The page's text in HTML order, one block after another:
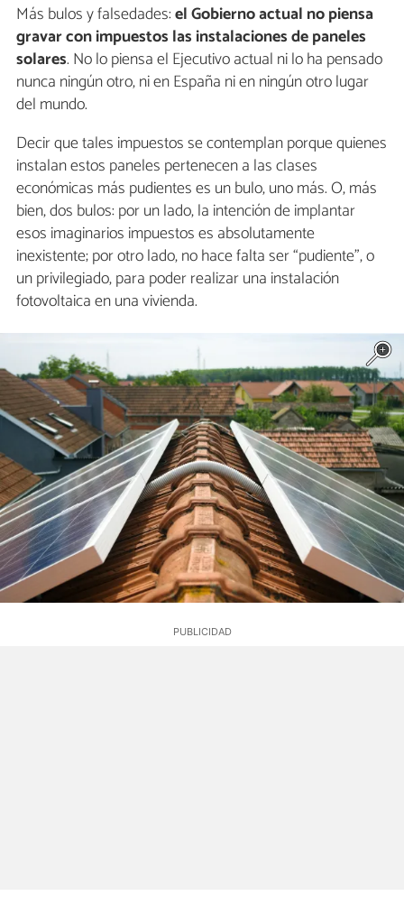
Más bulos y falsedades:el Gobierno actual no piensa
gravar con impuestos las instalaciones de paneles
solares. No lo piensa el Ejecutivo actual ni lo ha pensado
nunca ningún otro, ni en España ni en ningún otro lugar
del mundo.
Decir que tales impuestos se contemplan porque quienes
instalan estos paneles pertenecen a las clases
económicas más pudientes es un bulo, uno más. O, más
bien, dos bulos: por un lado, la intención de implantar
esos imaginarios impuestos es absolutamente
inexistente; por otro lado, no hace falta ser “pudiente”, o
un privilegiado, para poder realizar una instalación
fotovoltaica en una vivienda.